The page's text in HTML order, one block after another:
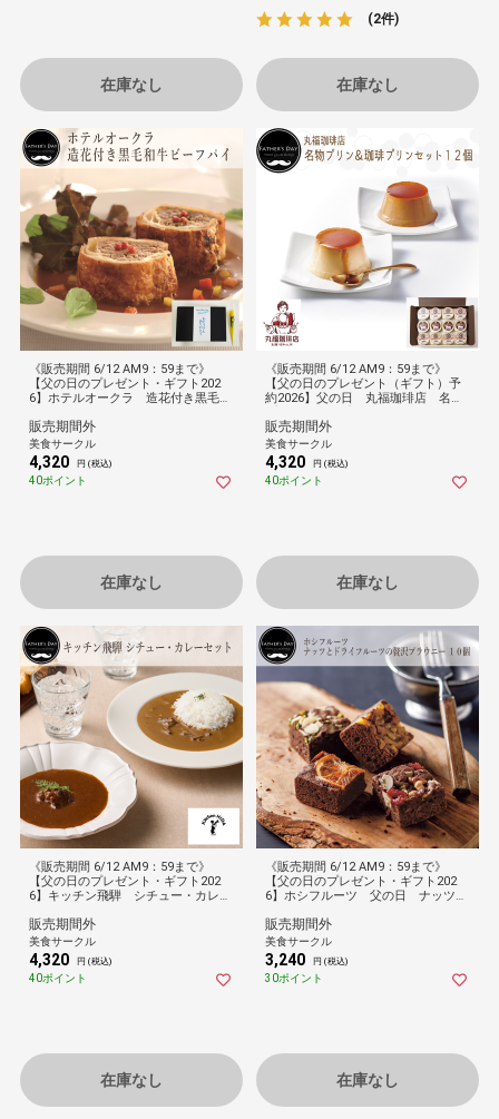
在庫なし
(2件)
在庫なし
《販売期間 6/12 AM9：59まで》
【父の日のプレゼント・ギフト202
6】ホテルオークラ 造花付き黒毛和
販売期間外
美食サークル
4,320 円 (税込)
40ポイント
在庫なし
《販売期間 6/12 AM9：59まで》
【父の日のプレゼント（ギフト）予
約2026】父の日 丸福珈琲店 名物
[父の日カード付・送料無料]
販売期間外
美食サークル
4,320 円 (税込)
40ポイント
在庫なし
《販売期間 6/12 AM9：59まで》
【父の日のプレゼント・ギフト202
6】キッチン飛騨 シチュー・カレー
販売期間外
美食サークル
4,320 円 (税込)
40ポイント
在庫なし
《販売期間 6/12 AM9：59まで》
【父の日のプレゼント・ギフト202
6】ホシフルーツ 父の日 ナッツと
０個
販売期間外
美食サークル
3,240 円 (税込)
30ポイント
在庫なし